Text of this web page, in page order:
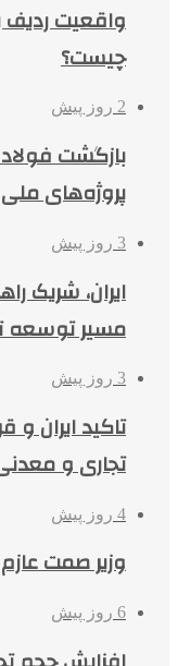
واقعیت ردیف
چیست؟
2 روز پیش
بازگشت فولاد
پروژه‌های
3 روز پیش
ایران، شریک
مسیر توسعه
3 روز پیش
تاکید ایران
تجاری و
4 روز پیش
وزیر صمت
6 روز پیش